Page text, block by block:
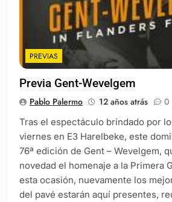
PREVIAS
Previa Gent-Wevelgem
Pablo Palermo 12 años atrás 0
Tras el espectáculo brindado por
viernes en E3 Harelbeke, este
76ª edición de Gent – Wevelgem,
novedad el homenaje a la Primera
esta ocasión, nuevamente los
del pavé estarán aquí presentes,